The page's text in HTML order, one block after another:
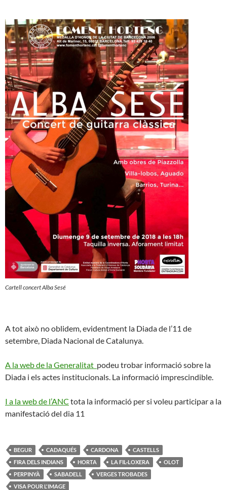
Cartell concert Alba Sesé
A tot això no oblidem, evidentment la Diada de l’11 de
setembre, Diada Nacional de Catalunya.
A la web de la Generalitat podeu trobar informació sobre la
Diada i els actes institucionals. La informació imprescindible.
I a la web de l’ANC tota la informació per si voleu participar a la
manifestació del dia 11
BEGUR CADAQUÉS CARDONA
CASTELLS
FIRA DELS INDIANS
HORTA LA FIL·LOXERA
OLOT
PERPINYÀ
SABADELL
VERGES TROBADES
VISA POUR L'IMAGE